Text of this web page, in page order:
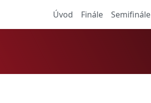
Úvod Finále Semifinále